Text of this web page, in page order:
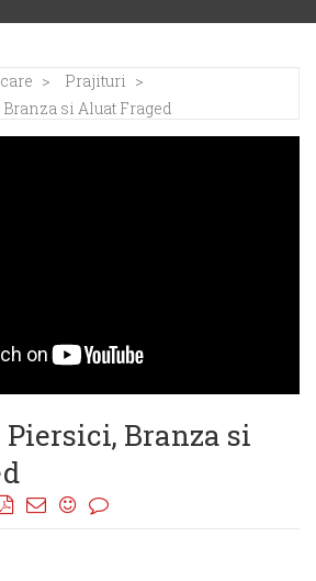
Prajituri
si Aluat Fraged
Branza si